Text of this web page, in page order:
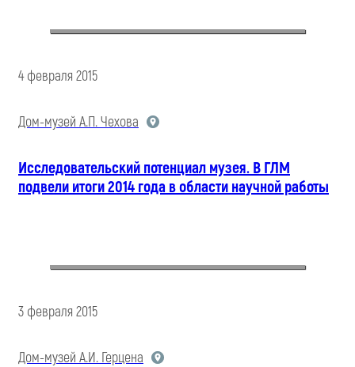
4 февраля 2015
Дом-музей А.П. Чехова
Исследовательский потенциал музея. В ГЛМ
подвели итоги 2014 года в области научной работы
3 февраля 2015
Дом-музей А.И. Герцена